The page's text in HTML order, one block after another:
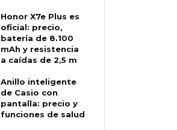
Honor X7e Plus es
oficial: precio,
batería de 8.100
mAh y resistencia
a caídas de 2,5 m
Anillo inteligente
de Casio con
pantalla: precio y
funciones de salud